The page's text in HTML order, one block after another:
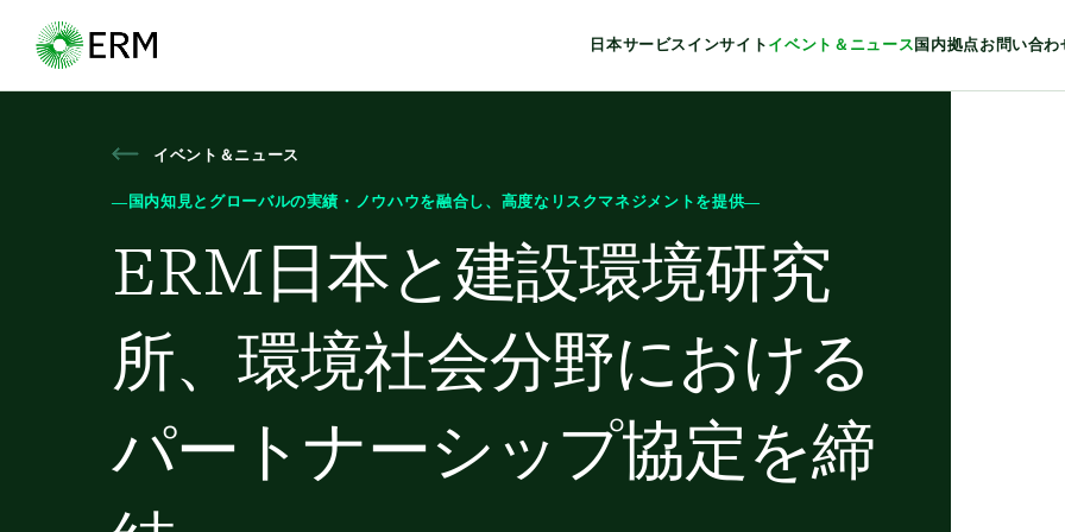
日本サービス インサイト イベント＆ニュース 国内拠点お問い合わ
イベント＆ニュース
―国内知見とグローバルの実績・ノウハウを融合し、高度なリスクマネジメントを提供―
ERM日本と建設環境研究
所、環境社会分野における
パートナーシップ協定を締